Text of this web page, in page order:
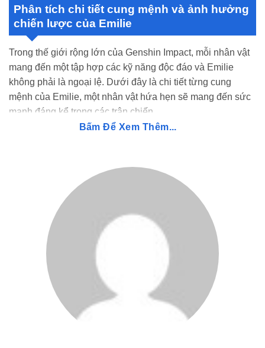
Phân tích chi tiết cung mệnh và ảnh hưởng
chiến lược của Emilie
Trong thế giới rộng lớn của Genshin Impact, mỗi nhân vật
mang đến một tập hợp các kỹ năng độc đáo và Emilie
không phải là ngoại lệ. Dưới đây là chi tiết từng cung
mệnh của Emilie, một nhân vật hứa hẹn sẽ mang đến sức
mạnh đáng kể trong các trận chiến.
Sát thương của Thanh Lộ Hương Phân từ thiên phú
chiến đấu tăng thêm 10%.
Khi đồng đội trong team kích hoạt phản ứng Thiêu Đốt
hoặc gây sát thương hệ Thảo lên kẻ địch đang bị Thiêu
Đốt, Emilie sẽ tạo thêm 1 Hương Vận. Hiệu ứng này
kích hoạt một lần mỗi 2.9 giây.
Cung mệnh 2 (C2): Đặc Điều Tăng Cường
Khi Nhu Đăng Chi Hạp thu thập được Hương Vận,
Emilie nhận được 1 tầng hiệu ứng Đặc Điều, tăng 18%
tấn công trong 10 giây.
Bấm Để Xem Thêm...